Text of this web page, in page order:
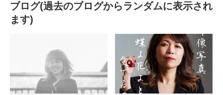
ブログ(過去のブログからランダムに表示され
ます)